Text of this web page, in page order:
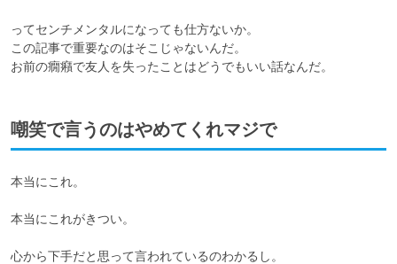
ってセンチメンタルになっても仕方ないか。
この記事で重要なのはそこじゃないんだ。
お前の癇癪で友人を失ったことはどうでもいい話なんだ。
嘲笑で言うのはやめてくれマジで
本当にこれ。
本当にこれがきつい。
心から下手だと思って言われているのわかるし。